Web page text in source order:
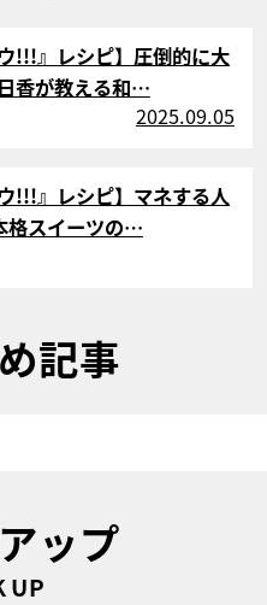
!!!』レシピ】圧倒的に大
香が教える和…
2025.09.05
!!!』レシピ】マネする人
格スイーツの…
記事
ップ
UP